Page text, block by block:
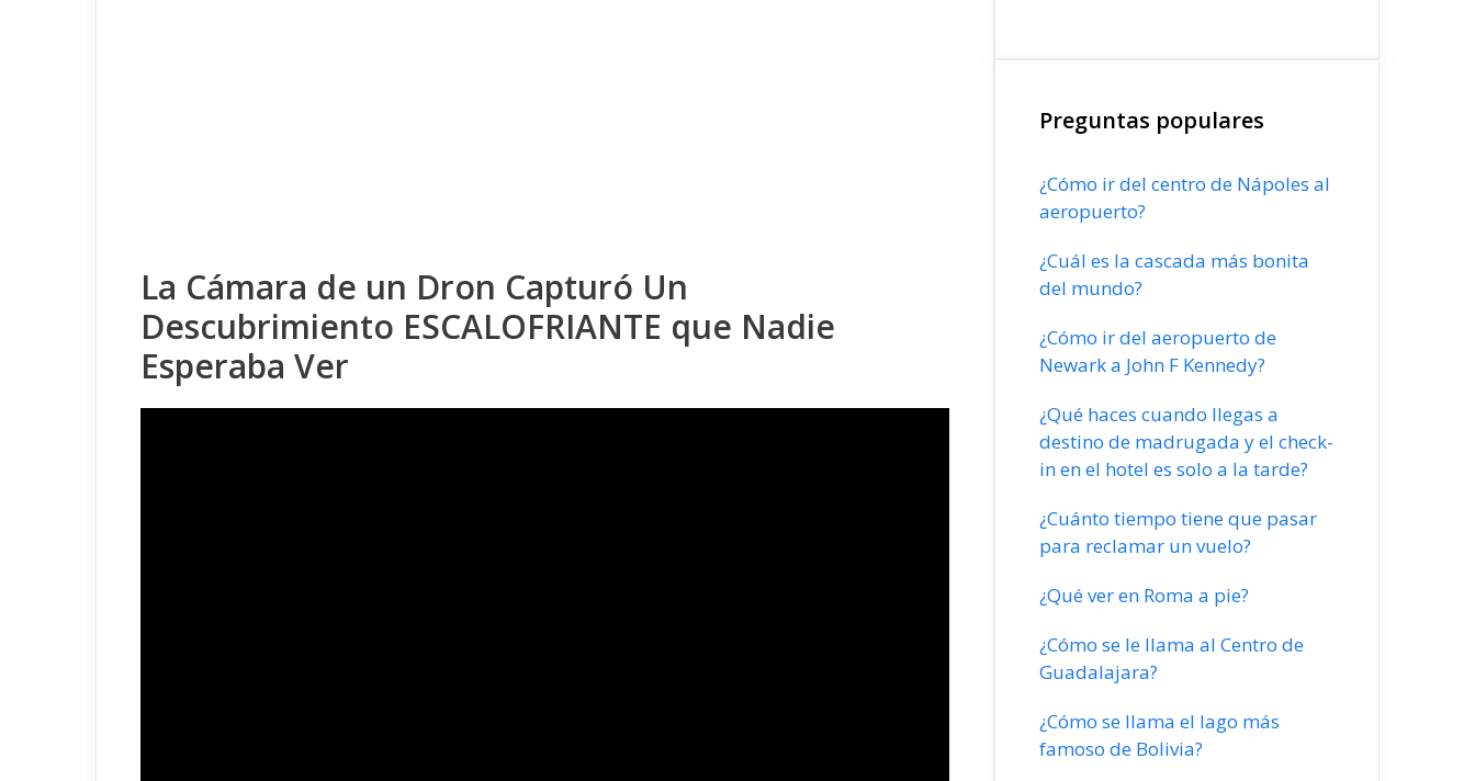
La Cámara de un Dron Capturó Un
Descubrimiento ESCALOFRIANTE que Nadie
Esperaba Ver
Preguntas populares
¿Cómo ir del centro de Nápoles al
aeropuerto?
¿Cuál es la cascada más bonita
del mundo?
¿Cómo ir del aeropuerto de
Newark a John F Kennedy?
¿Qué haces cuando llegas a
destino de madrugada y el check-
in en el hotel es solo a la tarde?
¿Cuánto tiempo tiene que pasar
para reclamar un vuelo?
¿Qué ver en Roma a pie?
¿Cómo se le llama al Centro de
Guadalajara?
¿Cómo se llama el lago más
famoso de Bolivia?